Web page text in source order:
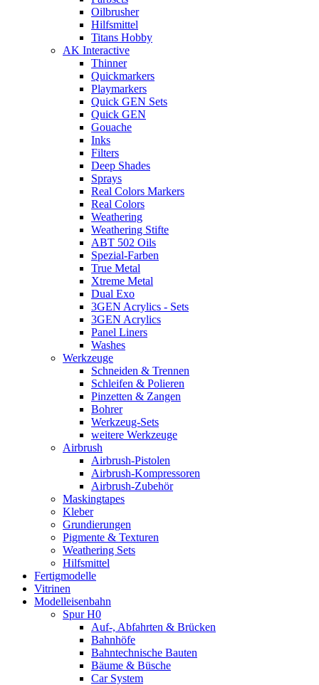
Oilbrusher
Hilfsmittel
Titans Hobby
AK Interactive
Thinner
Quickmarkers
Playmarkers
Quick GEN Sets
Quick GEN
Gouache
Inks
Filters
Deep Shades
Sprays
Real Colors Markers
Real Colors
Weathering
Weathering Stifte
ABT 502 Oils
Spezial-Farben
True Metal
Xtreme Metal
Dual Exo
3GEN Acrylics - Sets
3GEN Acrylics
Panel Liners
Washes
Werkzeuge
Schneiden & Trennen
Schleifen & Polieren
Pinzetten & Zangen
Bohrer
Werkzeug-Sets
weitere Werkzeuge
Airbrush
Airbrush-Pistolen
Airbrush-Kompressoren
Airbrush-Zubehör
Maskingtapes
Kleber
Grundierungen
Pigmente & Texturen
Weathering Sets
Hilfsmittel
Fertigmodelle
Vitrinen
Modelleisenbahn
Spur H0
Auf-, Abfahrten & Brücken
Bahnhöfe
Bahntechnische Bauten
Bäume & Büsche
Car System